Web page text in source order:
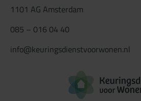
1101 AG Amsterdam
085 – 016 04 40
info@keuringsdienstvoorwonen.nl